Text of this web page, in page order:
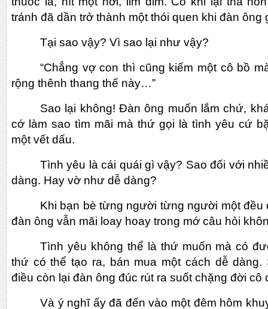
tránh đã dần trở thành một thói quen khi đàn
Tại sao vậy? Vì sao lại như vậy?
“Chẳng vợ con thì cũng kiếm một cô bồ
rộng thênh thang thế này…”
Sao lại không! Đàn ông muốn lắm chứ,
cớ làm sao tìm mãi mà thứ gọi là tình yêu cứ
một vết dấu.
Tình yêu là cái quái gì vậy? Sao đối với
dàng. Hay vờ như dễ dàng?
Khi bạn bè từng người từng người một đều
đàn ông vẫn mãi loay hoay trong mớ câu hỏi
Tình yêu không thể là thứ muốn mà có
thứ có thể tạo ra, bán mua một cách dễ
điều còn lại đàn ông đúc rút ra suốt chặng đời cô
Và ý nghĩ ấy đã đến vào một đêm hôm